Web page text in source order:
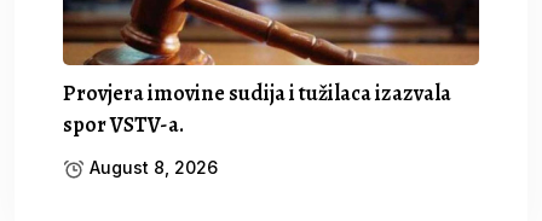
Provjera imovine sudija i tužilaca izazvala
spor VSTV-a.
August 8, 2026